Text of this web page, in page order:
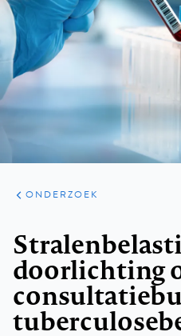
ARTIKELEN
ONDERZOEK
ONDERZOEK
doorlichting